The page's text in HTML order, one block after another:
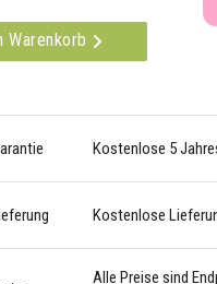
Warenkorb
Kostenlose 5
Kostenlose
Alle Preise sind